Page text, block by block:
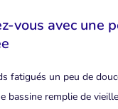
vous avec une
fatigués un peu de
bassine remplie de vieille